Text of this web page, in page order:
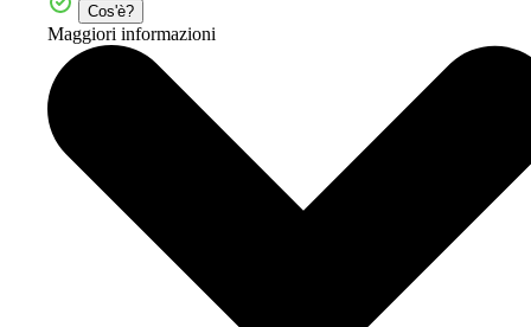
Cos'è?
Maggiori informazioni